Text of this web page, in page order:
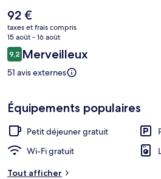
hébergement : des vélos gratuits, une
et une terrasse.
Le
prix
actuel
est
de
92 €.
92 €
taxes et frais compris
15 août - 16 août
Avis
voyageurs
9,29,2 sur 10
Merveilleux
51 avis externes
Équipements populaires
Petit déjeuner gratuit
Wi-Fi gratuit
Tout afficher